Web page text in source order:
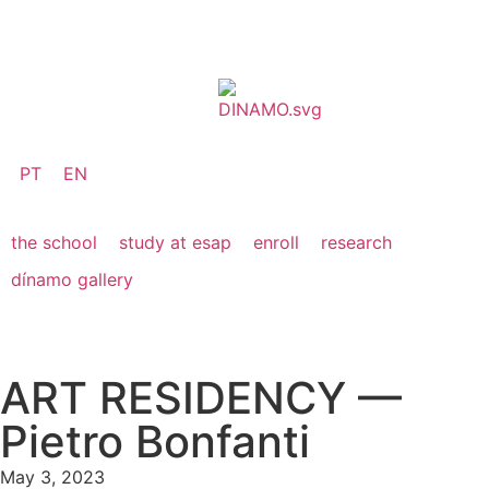
PT EN
the school study at esap enroll
research
dínamo gallery
ART RESIDENCY —
Pietro Bonfanti
May 3, 2023